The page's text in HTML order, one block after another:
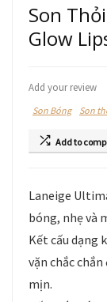
Son
Glow
Add your review
Son Bóng Son
Add to
Laneige
bóng, nhẹ và
Kết cấu dạng
vặn chắc
mịn.